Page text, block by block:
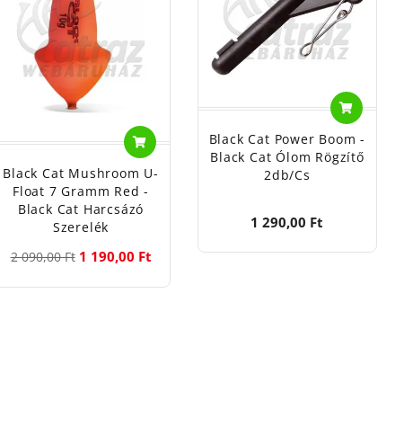
Black Cat Mushroom U-
Float 7 Gramm Red -
Black Cat Harcsázó
Szerelék
2 090,00 Ft 1 190,00 Ft
Black Cat Power Boom -
Black Cat Ólom Rögzítő
2db/cs
1 290,00 Ft